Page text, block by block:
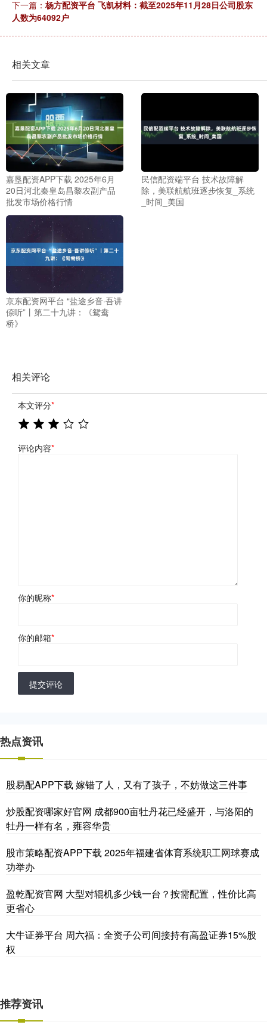
下一篇： 杨方配资平台 飞凯材料：截至2025年11月28日公司股东
人数为64092户
相关文章
嘉垦配资APP下载 2025年6月
20日河北秦皇岛昌黎农副产品
批发市场价格行情
民信配资端平台 技术故障解
除，美联航航班逐步恢复_系统
_时间_美国
京东配资网平台 “盐途乡音·吾讲
倷听”丨第二十九讲：《鸳鸯
桥》
相关评论
本文评分*
评论内容*
你的昵称*
你的邮箱*
提交评论
热点资讯
股易配APP下载 嫁错了人，又有了孩子，不妨做这三件事
炒股配资哪家好官网 成都900亩牡丹花已经盛开，与洛阳的
牡丹一样有名，雍容华贵
股市策略配资APP下载 2025年福建省体育系统职工网球赛成
功举办
盈乾配资官网 大型对辊机多少钱一台？按需配置，性价比高
更省心
大牛证券平台 周六福：全资子公司间接持有高盈证券15%股
权
推荐资讯